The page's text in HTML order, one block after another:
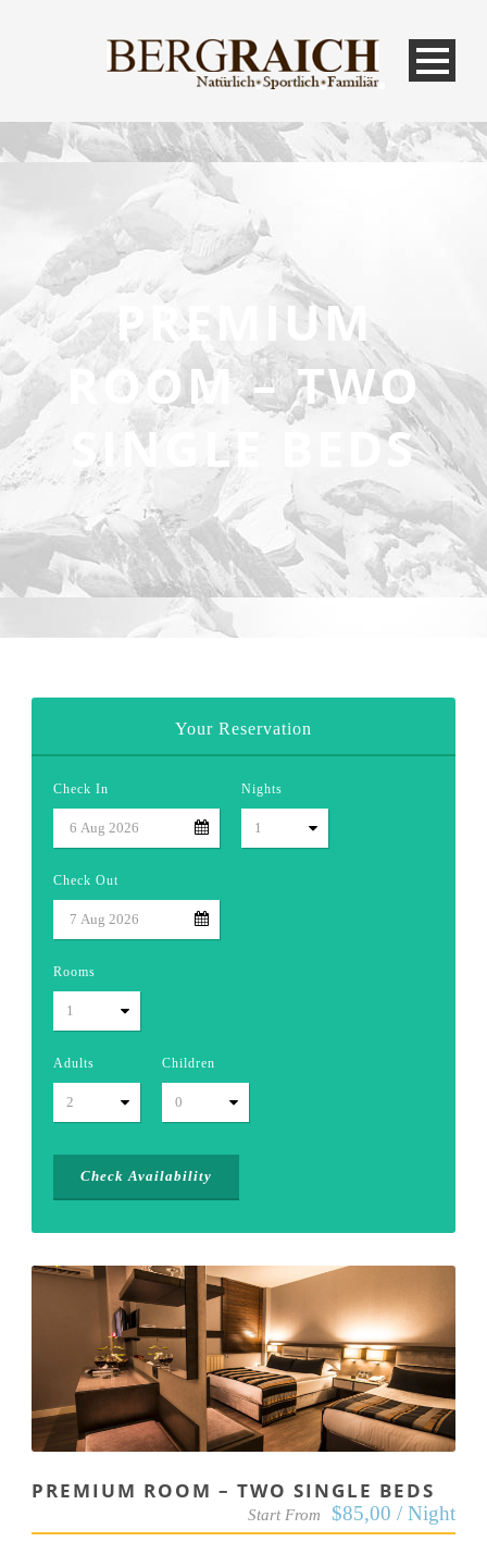
PREMIUM
ROOM – TWO
SINGLE BEDS
Your Reservation
Check In Nights
Check Out
Rooms
Adults Children
PREMIUM ROOM – TWO SINGLE BEDS
Start From $85,00 / Night